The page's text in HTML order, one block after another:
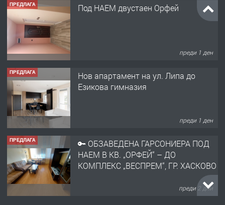
ПРЕДЛАГА Под НАЕМ двустаен Орфей
преди 1 ден
ПРЕДЛАГА
Нов апартамент на ул. Липа до
Езикова гимназия
преди 1 ден
ПРЕДЛАГА
🔑 ОБЗАВЕДЕНА ГАРСОНИЕРА ПОД
НАЕМ В КВ. „ОРФЕЙ“ – ДО
КОМПЛЕКС „ВЕСПРЕМ“, ГР. ХАСКОВО
преди 2 дни